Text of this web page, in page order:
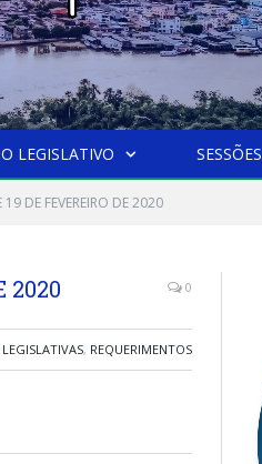
LEGISLATIVO SESSÕES
DE FEVEREIRO DE 2020
2020 0
, REQUERIMENTOS